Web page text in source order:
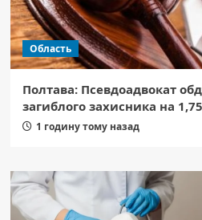
Область
Полтава: Псевдоадвокат
загиблого захисника на
1 годину тому назад